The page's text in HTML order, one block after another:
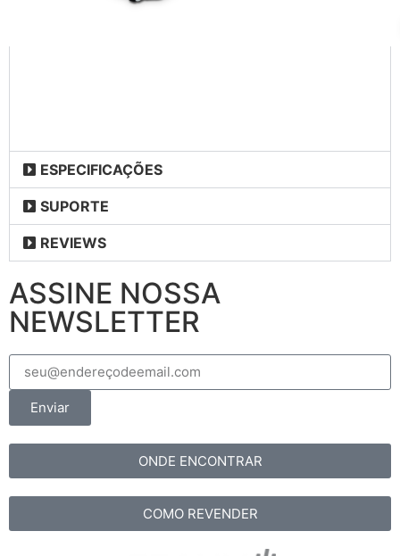
ESPECIFICAÇÕES
SUPORTE
REVIEWS
ASSINE NOSSA
NEWSLETTER
Enviar
ONDE ENCONTRAR
COMO REVENDER